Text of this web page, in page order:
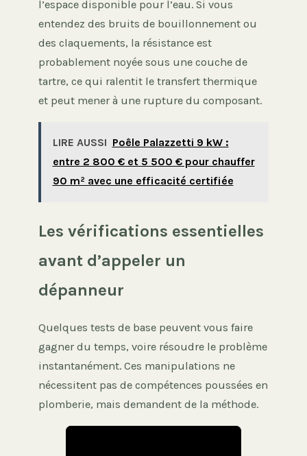
l’espace disponible pour l’eau. Si vous
entendez des bruits de bouillonnement ou
des claquements, la résistance est
probablement noyée sous une couche de
tartre, ce qui ralentit le transfert thermique
et peut mener à une rupture du composant.
LIRE AUSSI Poêle Palazzetti 9 kW :
entre 2 800 € et 5 500 € pour chauffer
90 m² avec une efficacité certifiée
Les vérifications essentielles
avant d’appeler un
dépanneur
Quelques tests de base peuvent vous faire
gagner du temps, voire résoudre le problème
instantanément. Ces manipulations ne
nécessitent pas de compétences poussées en
plomberie, mais demandent de la méthode.